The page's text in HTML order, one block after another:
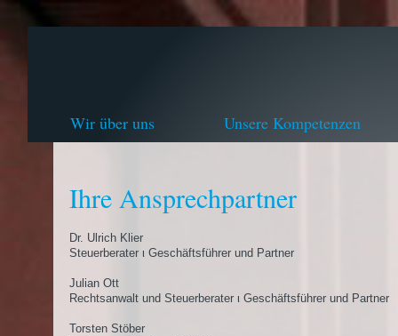
Wir über uns Unsere Kompetenzen
Ihre Ansprechpartner
Dr. Ulrich Klier
Steuerberater ι Geschäftsführer und Partner
Julian Ott
Rechtsanwalt und Steuerberater ι Geschäftsführer und Partner
Torsten Stöber